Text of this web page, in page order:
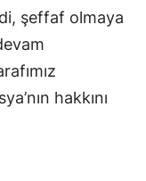
şeffaf olmaya
hakkını